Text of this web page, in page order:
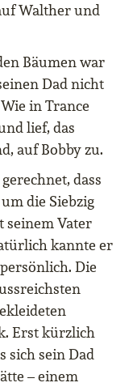
Walther und
Bäumen war
Dad nicht
in Trance
lief, das
auf Bobby zu.
dass
die Siebzig
seinem Vater
kannte er
Die
Erst kürzlich
sich sein Dad
– einem